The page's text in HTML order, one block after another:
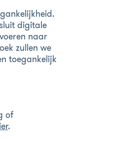
digitale
naar
zullen we
toegankelijk
of
.